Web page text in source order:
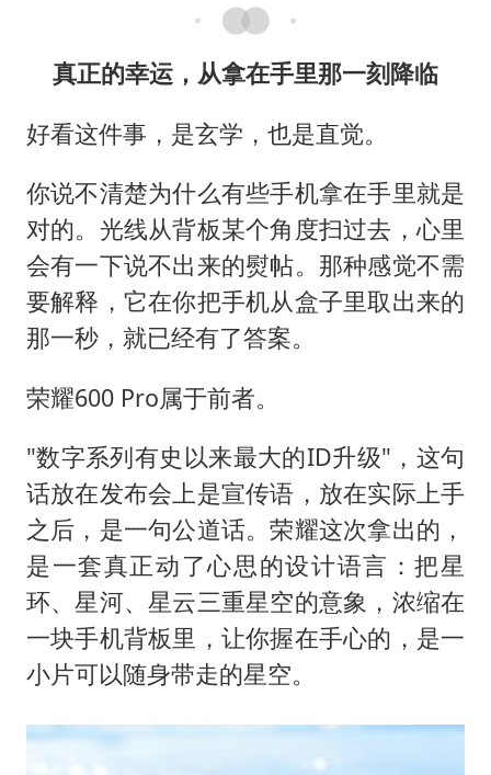
真正的幸运，从拿在手里那一刻降临
好看这件事，是玄学，也是直觉。
你说不清楚为什么有些手机拿在手里就是
对的。光线从背板某个角度扫过去，心里
会有一下说不出来的熨帖。那种感觉不需
要解释，它在你把手机从盒子里取出来的
那一秒，就已经有了答案。
荣耀600 Pro属于前者。
"数字系列有史以来最大的ID升级"，这句
话放在发布会上是宣传语，放在实际上手
之后，是一句公道话。荣耀这次拿出的，
是一套真正动了心思的设计语言：把星
环、星河、星云三重星空的意象，浓缩在
一块手机背板里，让你握在手心的，是一
小片可以随身带走的星空。